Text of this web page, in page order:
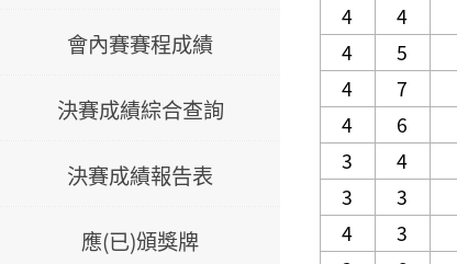
會內賽賽程成績
決賽成績綜合查詢
決賽成績報告表
應(已)頒獎牌
4
4
4
5
4
7
4
6
3
4
3
3
4
3